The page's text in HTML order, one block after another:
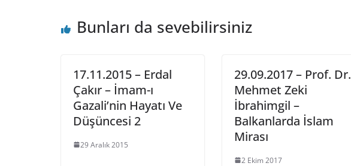
Bunları da sevebilirsiniz
17.11.2015 – Erdal
Çakır – İmam-ı
Gazali’nin Hayatı Ve
Düşüncesi 2
29 Aralık 2015
29.09.2017 – Prof. Dr.
Mehmet Zeki
İbrahimgil –
Balkanlarda İslam
Mirası
2 Ekim 2017